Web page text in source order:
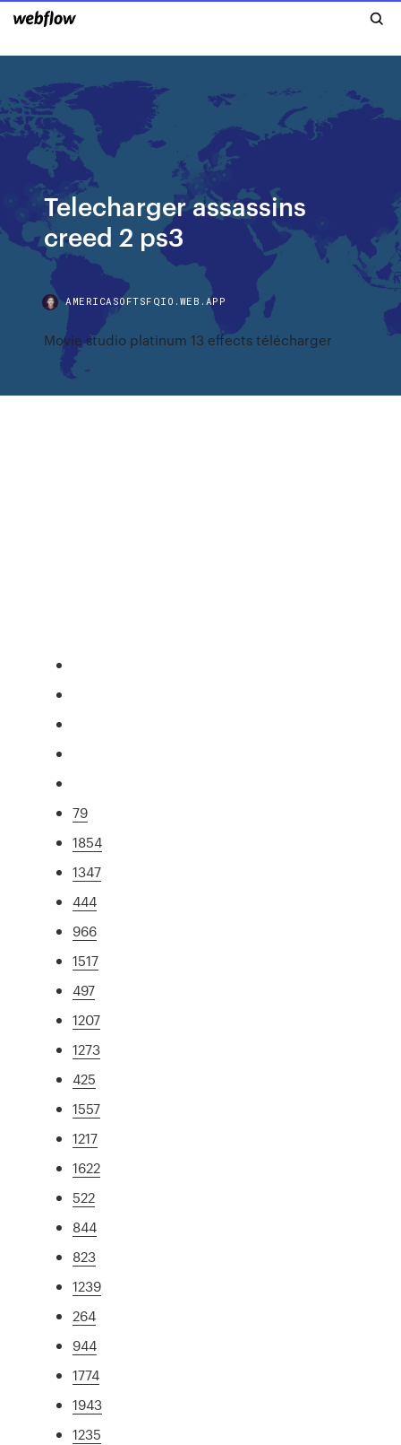
Telecharger assassins
creed 2 ps3
AMERICASOFTSFQIO.WEB.APP
Movie studio platinum 13 effects télécharger
79
1854
1347
444
966
1517
497
1207
1273
425
1557
1217
1622
522
844
823
1239
264
944
1774
1943
1235